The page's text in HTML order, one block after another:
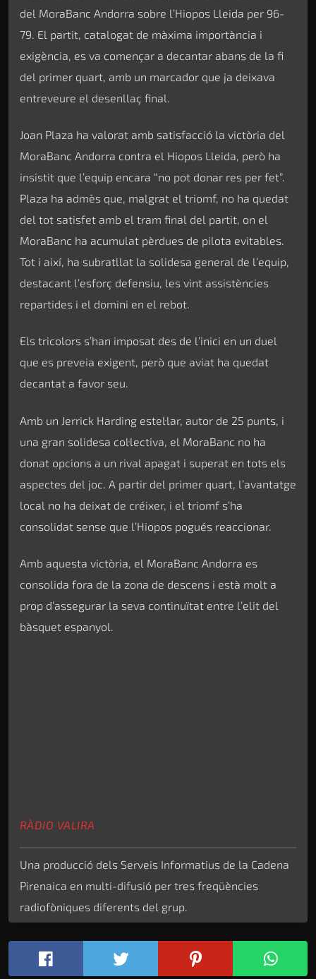
del MoraBanc Andorra sobre l’Hiopos Lleida per 96-
79. El partit, catalogat de màxima importància i
exigència, es va començar a decantar abans de la fi
del primer quart, amb un marcador que ja deixava
entreveure el desenllaç final.
Joan Plaza ha valorat amb satisfacció la victòria del
MoraBanc Andorra contra el Hiopos Lleida, però ha
insistit que l’equip encara “no pot donar res per fet”.
Plaza ha admès que, malgrat el triomf, no ha quedat
del tot satisfet amb el tram final del partit, on el
MoraBanc ha acumulat pèrdues de pilota evitables.
Tot i així, ha subratllat la solidesa general de l’equip,
destacant l’esforç defensiu, les vint assistències
repartides i el domini en el rebot.
Els tricolors s’han imposat des de l’inici en un duel
que es preveia exigent, però que aviat ha quedat
decantat a favor seu.
Amb un Jerrick Harding estel·lar, autor de 25 punts, i
una gran solidesa col·lectiva, el MoraBanc no ha
donat opcions a un rival apagat i superat en tots els
aspectes del joc. A partir del primer quart, l’avantatge
local no ha deixat de créixer, i el triomf s’ha
consolidat sense que l’Hiopos pogués reaccionar.
Amb aquesta victòria, el MoraBanc Andorra es
consolida fora de la zona de descens i està molt a
prop d’assegurar la seva continuïtat entre l’elit del
bàsquet espanyol.
RÀDIO VALIRA
Una producció dels Serveis Informatius de la Cadena
Pirenaica en multi-difusió per tres freqüències
radiofòniques diferents del grup.